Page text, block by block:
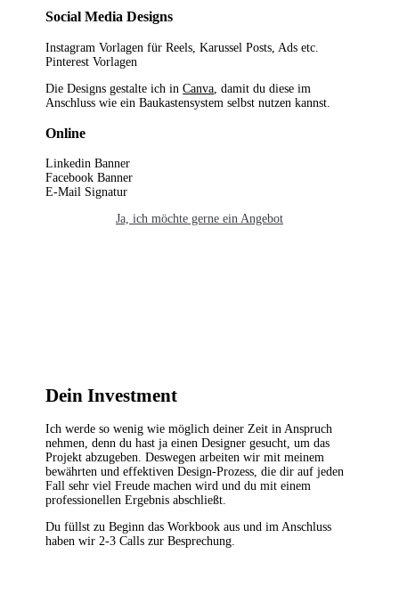
Social Media Designs
Instagram Vorlagen für Reels, Karussel Posts, Ads etc.
Pinterest Vorlagen
Die Designs gestalte ich inCanva , damit du diese im
Anschluss wie ein Baukastensystem selbst nutzen kannst.
Online
Linkedin Banner
Facebook Banner
E-Mail Signatur
Ja, ich möchte gerne ein Angebot
Dein Investment
Ich werde so wenig wie möglich deiner Zeit in Anspruch
nehmen, denn du hast ja einen Designer gesucht, um das
Projekt abzugeben. Deswegen arbeiten wir mit meinem
bewährten undeffektiven Design-Prozess, die dir auf jeden
Fall sehr viel Freude machen wird und du mit einem
professionellen Ergebnis abschließt.
Du füllst zu Beginn das Workbook aus und im Anschluss
haben wir 2-3 Calls zur Besprechung.